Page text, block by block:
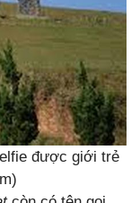
được giới trẻ